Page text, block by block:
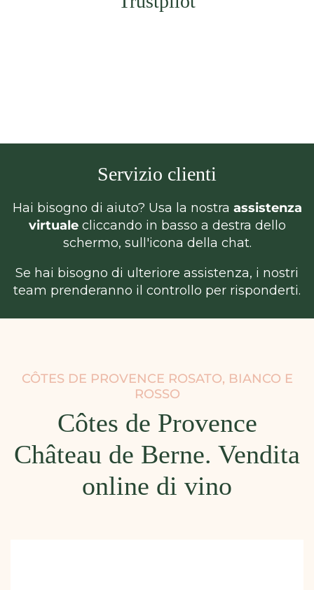
Servizio clienti
Hai bisogno di aiuto? Usa la nostra assistenza
virtualecliccando in basso a destra dello
schermo, sull'icona della chat.
Se hai bisogno di ulteriore assistenza, i nostri
team prenderanno il controllo per risponderti.
CÔTES DE PROVENCE ROSATO, BIANCO E
ROSSO
Côtes de Provence
Château de Berne. Vendita
online di vino